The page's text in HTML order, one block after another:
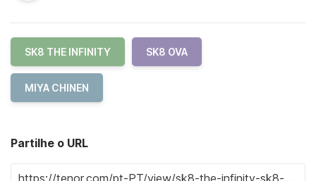
SK8 THE INFINITY SK8 OVA
MIYA CHINEN
Partilhe o URL